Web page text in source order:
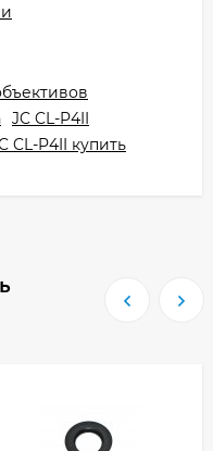
JC CL-P4II
CL-P4II купить